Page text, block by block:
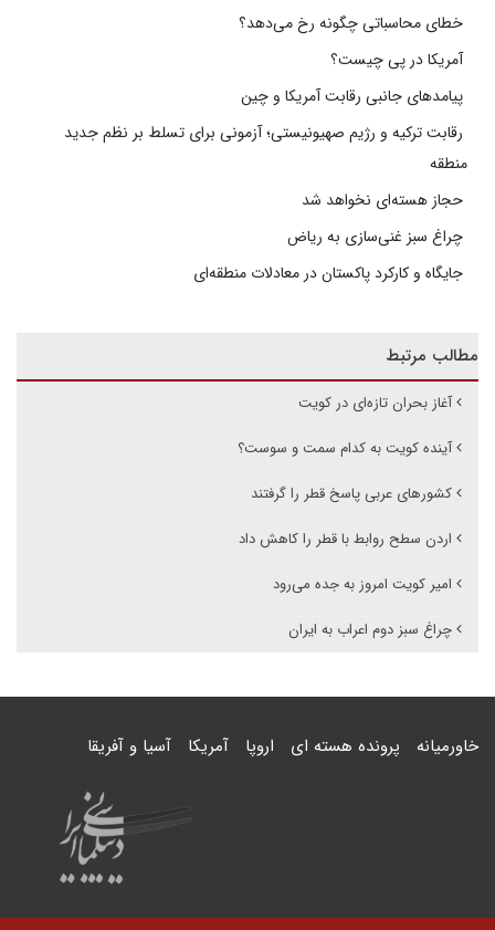
خطای محاسباتی چگونه رخ می‌دهد؟
آمریکا در پی چیست؟
پیامدهای جانبی رقابت آمریکا و چین
رقابت ترکیه و رژیم صهیونیستی؛ آزمونی برای تسلط بر نظم جدید
منطقه
حجاز هسته‌ای نخواهد شد
چراغ سبز غنی‌سازی به ریاض
جایگاه و کارکرد پاکستان در معادلات منطقه‌ای
مطالب مرتبط
آغاز بحران تازه‌ای در کویت
آینده کویت به کدام سمت و سوست؟
کشورهای عربی پاسخ قطر را گرفتند
اردن سطح روابط با قطر را کاهش داد
امیر کویت امروز به جده می‌رود
چراغ سبز دوم اعراب به ایران
خاورمیانه پرونده هسته ای اروپا آمریکا آسیا و آفریقا